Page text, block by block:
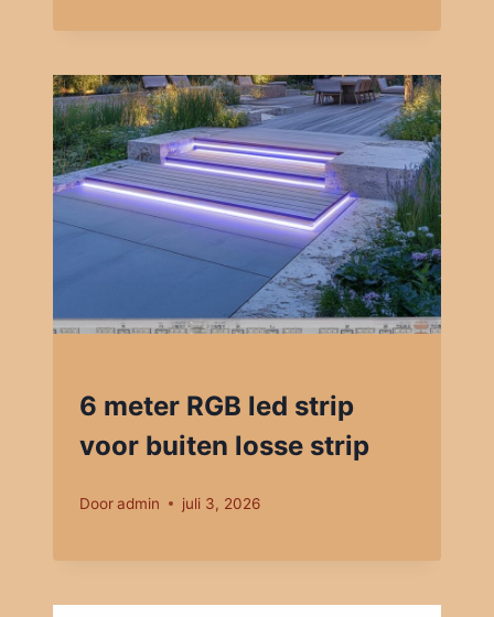
6 meter RGB led strip
voor buiten losse strip
Dooradmin juli 3, 2026